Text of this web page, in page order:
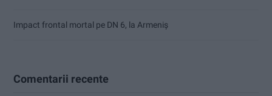
Impact frontal mortal pe DN 6, la Armeniș
Comentarii recente